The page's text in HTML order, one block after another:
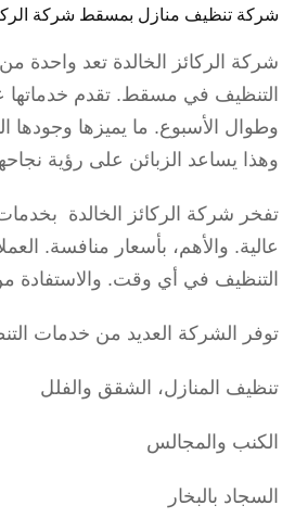
شركة تنظيف منازل بمسقط شركة
شركة الركائز الخالدة تعد
التنظيف في مسقط. تقدم خدماتها
وطوال الأسبوع. ما يميزها وجودها
وهذا يساعد الزبائن على رؤية
تفخر شركة الركائز الخالدة
عالية. والأهم، بأسعار منافسة.
التنظيف في أي وقت.
توفر الشركة العديد من خدمات
تنظيف المنازل، الشقق والفلل
الكنب والمجالس
السجاد بالبخار